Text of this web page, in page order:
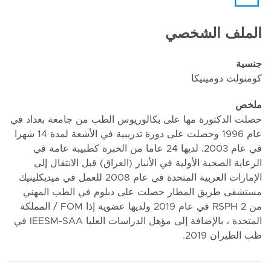
الملف الشخصي
جنسية
كومنولث دومينيكا
ملخص
حصلت الدكتورة مها على بكالوريوس الطب من جامعة بغداد في
عام 1996 وحصلت على دورة تدريبية في الأشعة لمدة 14 شهرا
في عام 2003. لديها 24 عاما من الخبرة كطبيبة عامة في
الرعاية الصحية الأولية في الأنبار (العراق) قبل الانتقال إلى
الإمارات العربية المتحدة في عام 2008 للعمل في ميديكلينيك
مستشفى طريق المطار حصلت على دبلوم في الطب المهني
من RSPH 2 في عام 2019 ولديها عضوية إذا FOM / المملكة
المتحدة ، بالإضافة إلى مؤهل الدراسات العليا IEESM-SAA في
طب الطيران 2019.